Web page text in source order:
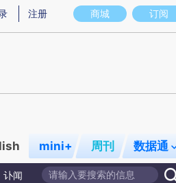
图存在偏差。不代表财新观点和立场。推荐
商城 订阅
注册
mini+ 周刊 数据通
讣闻